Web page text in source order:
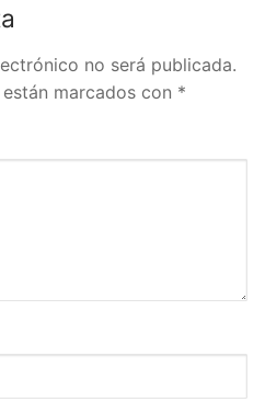
no será publicada.
marcados con *